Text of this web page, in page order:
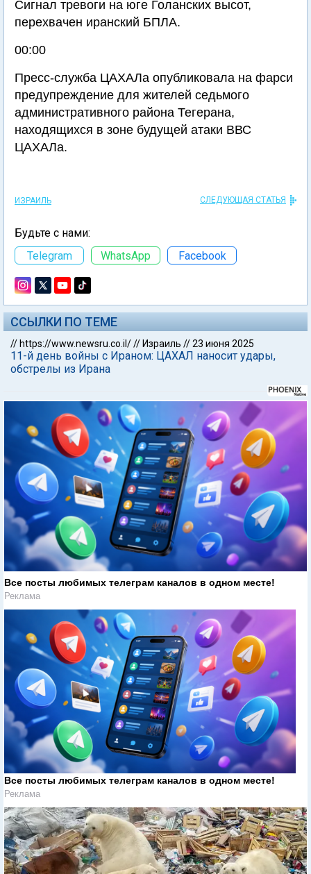
Сигнал тревоги на юге Голанских высот,
перехвачен иранский БПЛА.
00:00
Пресс-служба ЦАХАЛа опубликовала на фарси
предупреждение для жителей седьмого
административного района Тегерана,
находящихся в зоне будущей атаки ВВС
ЦАХАЛа.
ИЗРАИЛЬ СЛЕДУЮЩАЯ СТАТЬЯ
Будьте с нами:
Telegram
WhatsApp Facebook
ССЫЛКИ ПО ТЕМЕ
// https://www.newsru.co.il/// Израиль //23 июня 2025
11-й день войны с Ираном: ЦАХАЛ наносит удары,
обстрелы из Ирана
Все посты любимых телеграм каналов в одном месте!
Реклама
Все посты любимых телеграм каналов в одном месте!
Реклама